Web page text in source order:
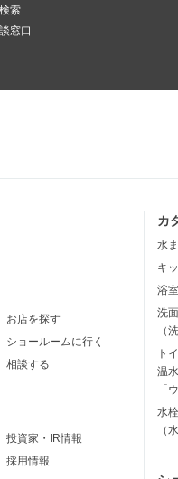
索
窓口
お店を探す
ショールームに行く
相談する
投資家・IR情報
採用情報
カ
水
キ
浴
洗
（
ト
温
「
水
（